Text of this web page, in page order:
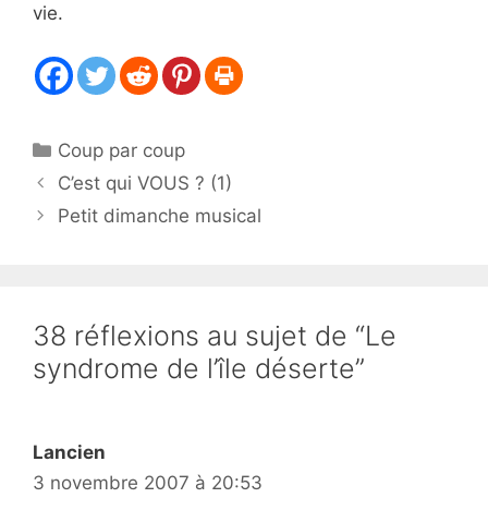
vie.
Catégories
Coup par coup
C’est qui VOUS ? (1)
Petit dimanche musical
38 réflexions au sujet de “Le
syndrome de l’île déserte”
Lancien
3 novembre 2007 à 20:53